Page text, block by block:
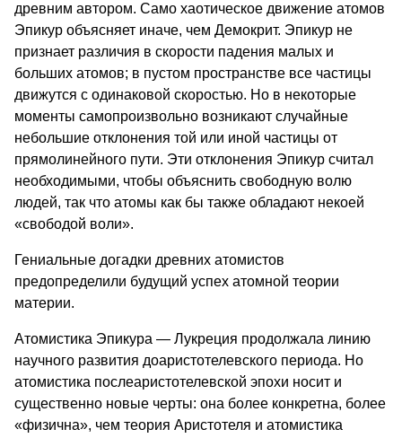
древним автором. Само хаотическое движение атомов
Эпикур объясняет иначе, чем Демокрит. Эпикур не
признает различия в ско­рости падения малых и
больших ато­мов; в пустом пространстве все частицы
движутся с одинаковой скоростью. Но в некоторые
моменты самопроиз­вольно возникают случайные
небольшие отклонения той или иной частицы от
прямолинейного пути. Эти отклонения Эпикур считал
необходимыми, чтобы объяснить свободную волю
людей, так что атомы как бы также обладают некоей
«свободой воли».
Гениальные догадки древних атомистов
предопределили будущий успех атомной теории
материи.
Атомистика Эпикура — Лукреция продолжала линию
научного развития доаристотелевского периода. Но
атомистика послеаристотелевской эпохи носит и
существенно новые черты: она более конкретна, более
«физична», чем теория Аристотеля и атомистика